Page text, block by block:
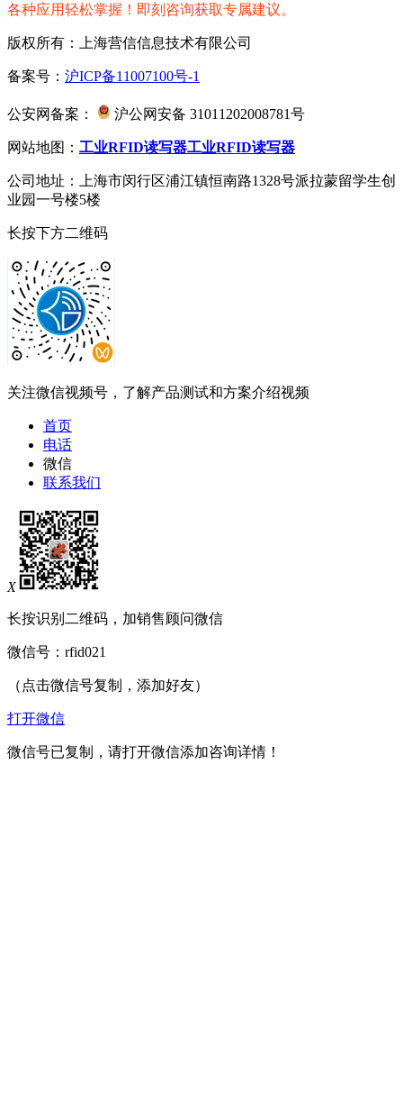
各种应用轻松掌握！即刻咨询获取专属建议。
版权所有：上海营信信息技术有限公司
备案号： 沪ICP备11007100号-1
公安网备案： 沪公网安备 31011202008781号
网站地图： 工业RFID读写器工业RFID读写器
公司地址：上海市闵行区浦江镇恒南路1328号派拉蒙留学生创
业园一号楼5楼
长按下方二维码
关注微信视频号，了解产品测试和方案介绍视频
首页
电话
微信
联系我们
X
长按识别二维码，加销售顾问微信
微信号： rfid021
（点击微信号复制，添加好友）
打开微信
微信号已复制，请打开微信添加咨询详情！